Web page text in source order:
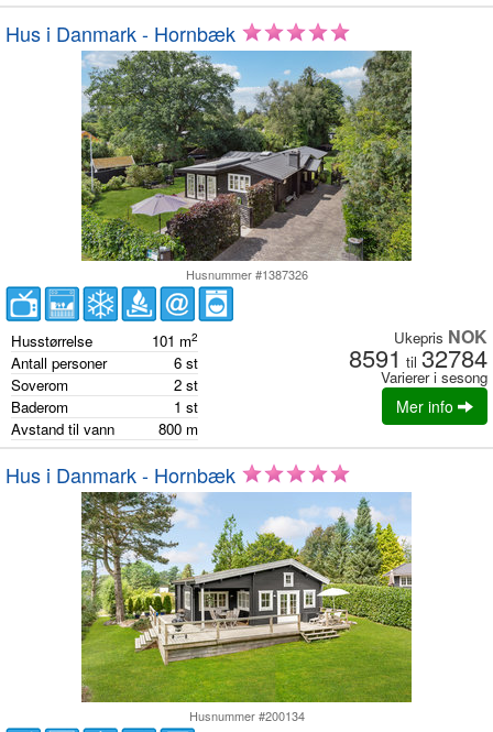
Hus i Danmark - Hornbæk
Husnummer #1387326
Husstørrelse 101 m2
Antall personer 6 st
Soverom
2 st
Baderom
1 st
Avstand til vann
800 m
Ukepris NOK
8591 til 32784
Varierer i sesong
Mer info
Hus i Danmark - Hornbæk
Husnummer #200134